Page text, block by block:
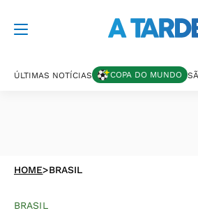
ÚLTIMAS NOTÍCIAS COPA DO MUNDO
HOME>BRASIL
BRASIL